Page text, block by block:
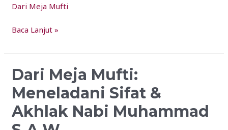
Dari Meja Mufti
Akhlak
Muhammad
Baca Lanjut »
Dari Meja Mufti:
Meneladani Sifat &
Akhlak Nabi Muhammad
Dari
Mufti:
Meneladani
Sifat